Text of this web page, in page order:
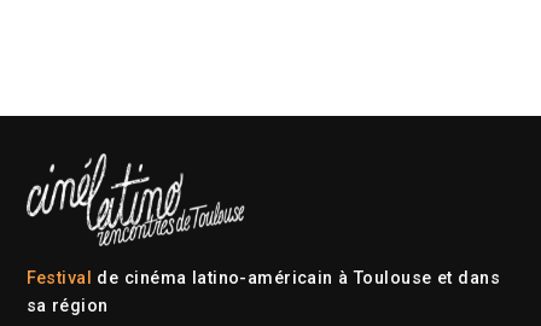
Festival de cinéma latino-américain à Toulouse et dans
sa région